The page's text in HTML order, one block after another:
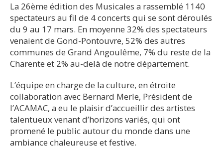
La 26ème édition des Musicales a rassemblé 1140
spectateurs au fil de 4 concerts qui se sont déroulés
du 9 au 17 mars. En moyenne 32% des spectateurs
venaient de Gond-Pontouvre, 52% des autres
communes de Grand Angoulême, 7% du reste de la
Charente et 2% au-delà de notre département.
L’équipe en charge de la culture, en étroite
collaboration avec Bernard Merle, Président de
l’ACAMAC, a eu le plaisir d’accueillir des artistes
talentueux venant d’horizons variés, qui ont
promené le public autour du monde dans une
ambiance chaleureuse et festive.